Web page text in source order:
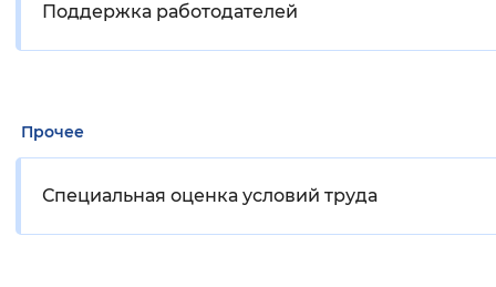
Поддержка работодателей
Прочее
Специальная оценка условий труда